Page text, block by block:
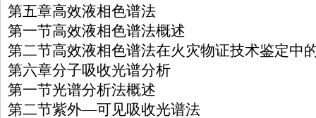
第五章高效液相色谱法
第一节高效液相色谱法概述
第二节高效液相色谱法在火灾物证技术鉴定中
第六章分子吸收光谱分析
第一节光谱分析法概述
第二节紫外—可见吸收光谱法